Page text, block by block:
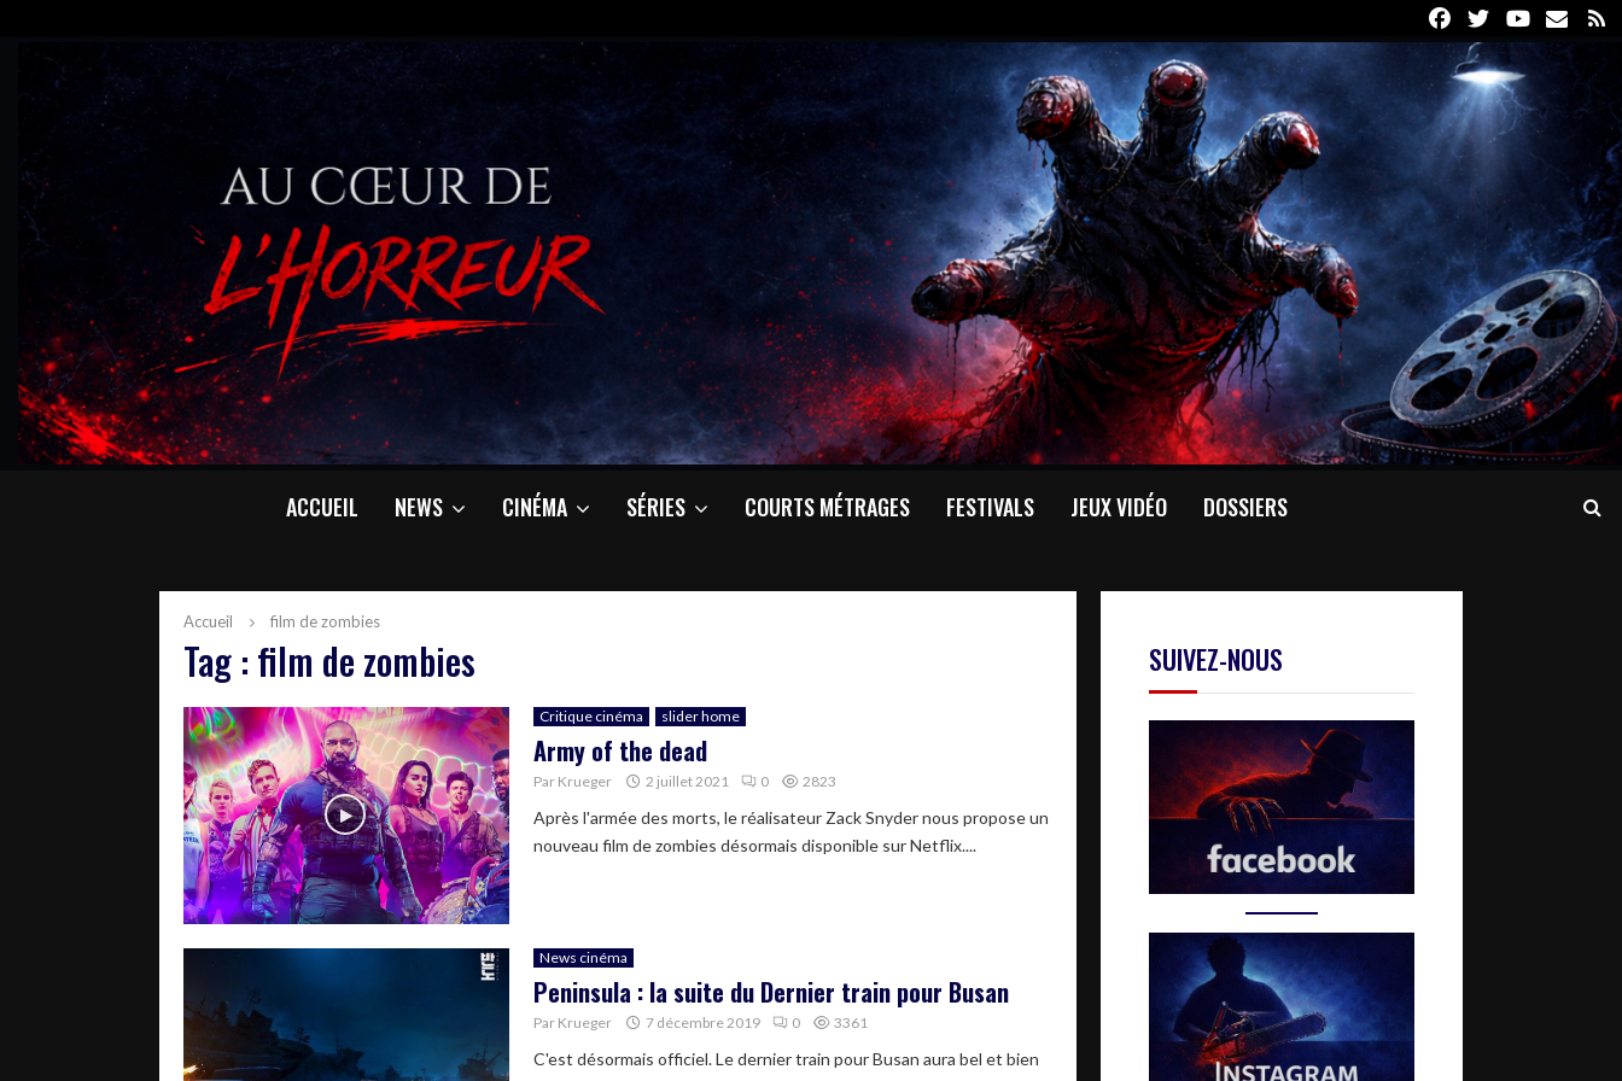
FacebookTwitterYoutube
Email
ACCUEIL NEWS CINÉMA SÉRIES COURTS MÉTRAGES FESTIVALS JEUX VIDÉO DOSSIERS
Accueil film de zombies
Tag : film de zombies
Critique cinéma slider home
Army of the dead
Par Krueger 2 juillet 2021 0 2823
Après l'armée des morts, le réalisateur Zack Snyder nous propose un
nouveau film de zombies désormais disponible sur Netflix....
News cinéma
Peninsula : la suite du Dernier train pour Busan
Par Krueger 7 décembre 2019 0 3361
C'est désormais officiel. Le dernier train pour Busan aura bel et bien
SUIVEZ-NOUS